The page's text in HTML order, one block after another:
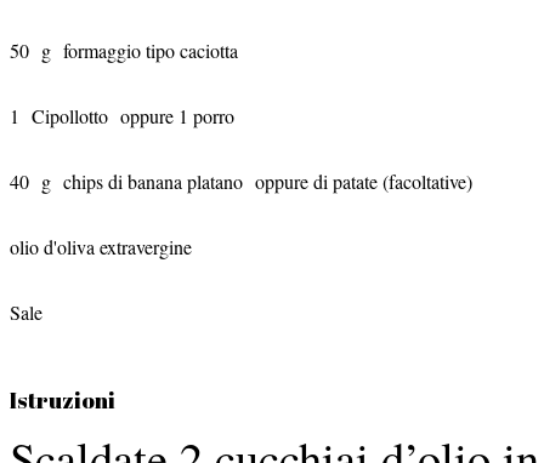
50 g formaggio tipo caciotta
1 Cipollotto oppure 1 porro
40 g chips di banana platano oppure di patate (facoltative)
olio d'oliva extravergine
Sale
Istruzioni